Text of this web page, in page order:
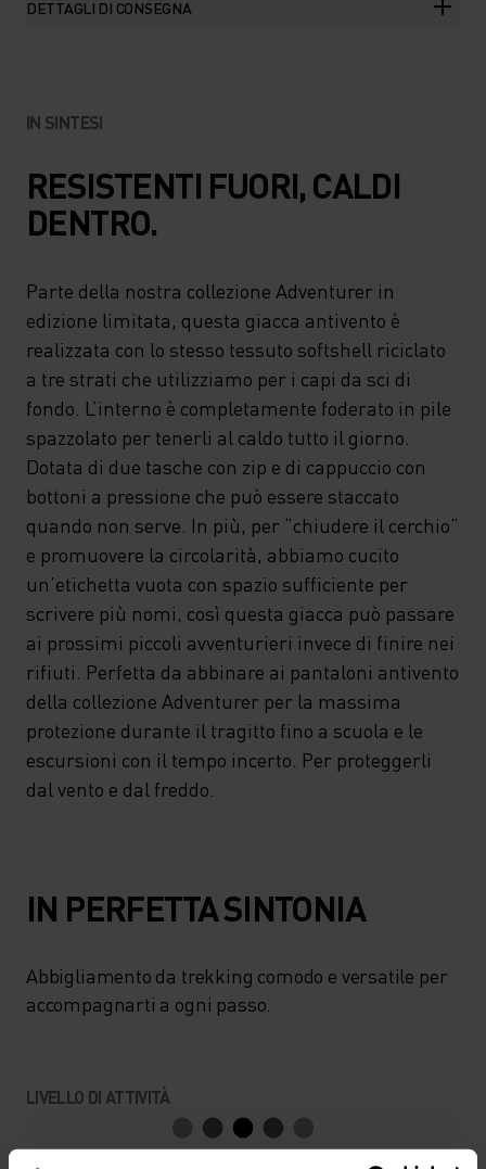
DETTAGLI DI CONSEGNA
IN SINTESI
RESISTENTI FUORI, CALDI
DENTRO.
Parte della nostra collezione Adventurer in
edizione limitata, questa giacca antivento è
realizzata con lo stesso tessuto softshell riciclato
a tre strati che utilizziamo per i capi da sci di
fondo. L’interno è completamente foderato in pile
spazzolato per tenerli al caldo tutto il giorno.
Dotata di due tasche con zip e di cappuccio con
bottoni a pressione che può essere staccato
quando non serve. In più, per “chiudere il cerchio”
e promuovere la circolarità, abbiamo cucito
un’etichetta vuota con spazio sufficiente per
scrivere più nomi, così questa giacca può passare
ai prossimi piccoli avventurieri invece di finire nei
rifiuti. Perfetta da abbinare ai pantaloni antivento
della collezione Adventurer per la massima
protezione durante il tragitto fino a scuola e le
escursioni con il tempo incerto. Per proteggerli
dal vento e dal freddo.
IN PERFETTA SINTONIA
Abbigliamento da trekking comodo e versatile per
accompagnarti a ogni passo.
LIVELLO DI ATTIVITÀ
BASSO MODERATO ALTO